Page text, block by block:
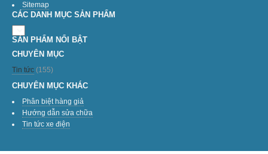
Sitemap
CÁC DANH MỤC SẢN PHẨM
SẢN PHẨM NỔI BẬT
CHUYÊN MỤC
Tin tức (155)
CHUYÊN MỤC KHÁC
Phân biệt hàng giả
Hướng dẫn sửa chữa
Tin tức xe điện